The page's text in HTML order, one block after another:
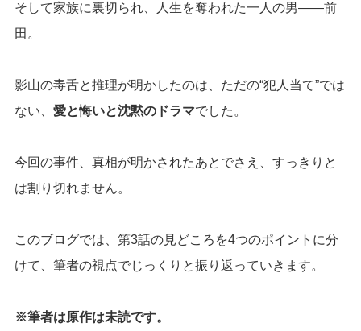
そして家族に裏切られ、人生を奪われた一人の男――前
田。
影山の毒舌と推理が明かしたのは、ただの“犯人当て”では
ない、 愛と悔いと沈黙のドラマでした。
今回の事件、真相が明かされたあとでさえ、すっきりと
は割り切れません。
このブログでは、第3話の見どころを4つのポイントに分
けて、筆者の視点でじっくりと振り返っていきます。
※筆者は原作は未読です。